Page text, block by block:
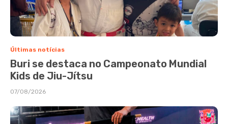
Últimas notícias
Buri se destaca no Campeonato Mundial
Kids de Jiu-Jítsu
07/08/2026